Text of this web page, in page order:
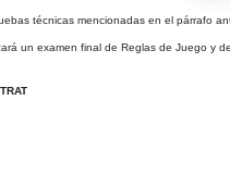
técnicas mencionadas en el párrafo
un examen final de Reglas de Juego y